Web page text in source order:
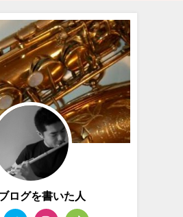
るビンテージサックスリガチャーTop3
ログを書いた人